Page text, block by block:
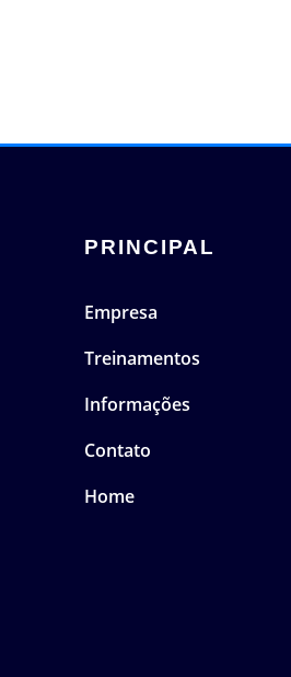
PRINCIPAL
Empresa
Treinamentos
Informações
Contato
Home